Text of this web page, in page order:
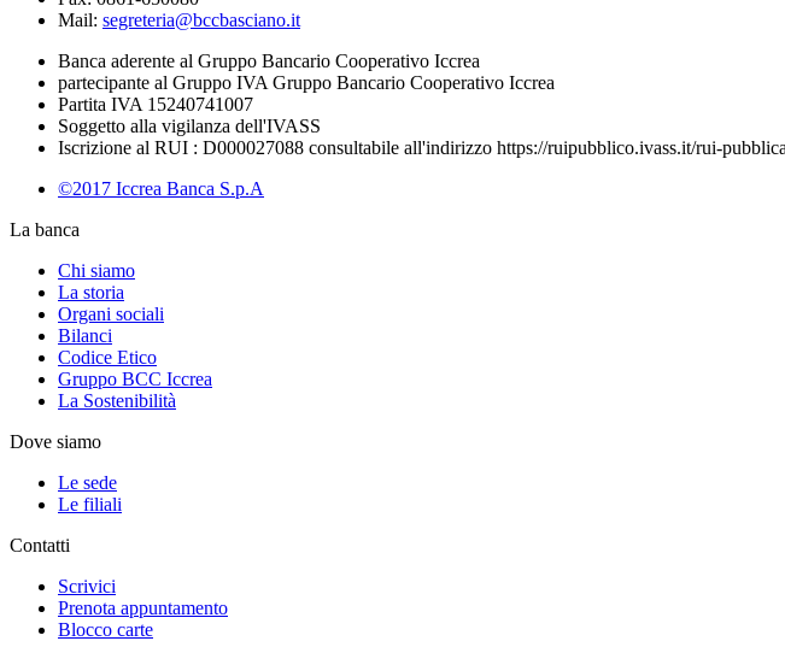
Mail: segreteria@bccbasciano.it
Banca aderente al Gruppo Bancario Cooperativo Iccrea
partecipante al Gruppo IVA Gruppo Bancario Cooperativo Iccrea
Partita IVA 15240741007
Soggetto alla vigilanza dell'IVASS
Iscrizione al RUI : D000027088 consultabile all'indirizzo https://ruipubblico.ivass.it/rui-
©2017 Iccrea Banca S.p.A
La banca
Chi siamo
La storia
Organi sociali
Bilanci
Codice Etico
Gruppo BCC Iccrea
La Sostenibilità
Dove siamo
Le sede
Le filiali
Contatti
Scrivici
Prenota appuntamento
Blocco carte